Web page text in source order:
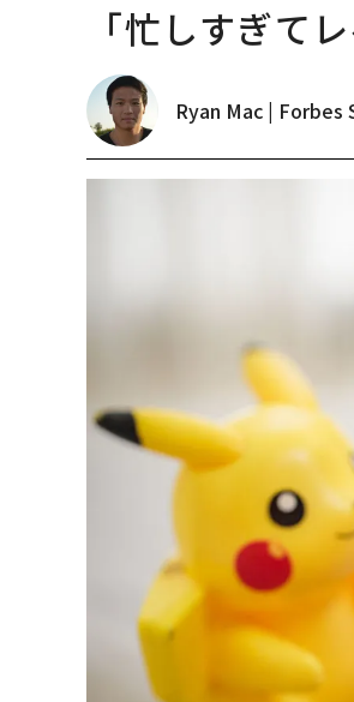
「忙しすぎて
Ryan Mac | Forbes